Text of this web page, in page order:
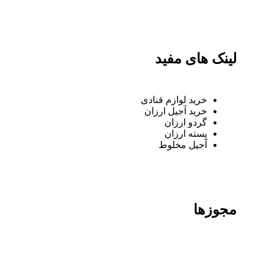
لینک های مفید
خرید لوازم قنادی
خرید آجیل ارزان
گردو ارزان
پسته ارزان
آجیل مخلوط
مجوزها